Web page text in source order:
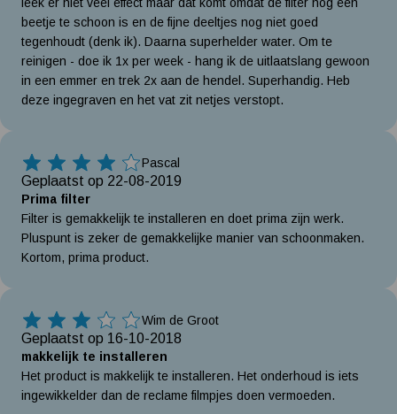
beetje te schoon is en de fijne deeltjes nog niet goed
tegenhoudt (denk ik). Daarna superhelder water. Om te
reinigen - doe ik 1x per week - hang ik de uitlaatslang gewoon
in een emmer en trek 2x aan de hendel. Superhandig. Heb
deze ingegraven en het vat zit netjes verstopt.
4 Sterren Pascal
Geplaatst op 22-08-2019
Prima filter
Filter is gemakkelijk te installeren en doet prima zijn werk.
Pluspunt is zeker de gemakkelijke manier van schoonmaken.
Kortom, prima product.
3 Sterren Wim de Groot
Geplaatst op 16-10-2018
makkelijk te installeren
Het product is makkelijk te installeren. Het onderhoud is iets
ingewikkelder dan de reclame filmpjes doen vermoeden.